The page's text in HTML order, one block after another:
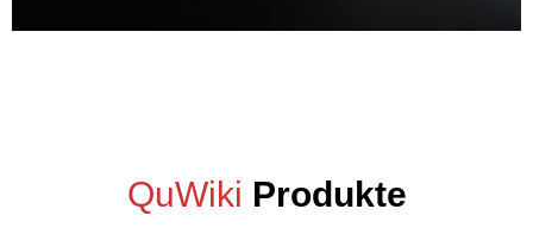
QuWiki Produkte